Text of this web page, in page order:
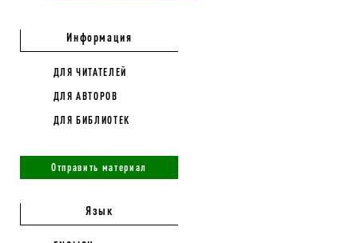
Информация
ДЛЯ ЧИТАТЕЛЕЙ
ДЛЯ АВТОРОВ
ДЛЯ БИБЛИОТЕК
Отправить материал
Язык